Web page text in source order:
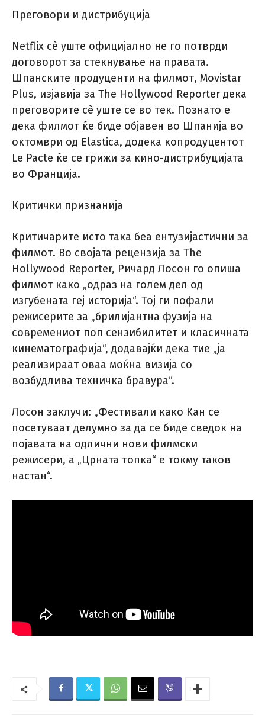
Преговори и дистрибуција
Netflix сè уште официјално не го потврди
договорот за стекнување на правата.
Шпанските продуценти на филмот, Movistar
Plus, изјавија за The Hollywood Reporter дека
преговорите сè уште се во тек. Познато е
дека филмот ќе биде објавен во Шпанија во
октомври од Elastica, додека копродуцентот
Le Pacte ќе се грижи за кино-дистрибуцијата
во Франција.
Критички признанија
Критичарите исто така беа ентузијастични за
филмот. Во својата рецензија за The
Hollywood Reporter, Ричард Лосон го опиша
филмот како „одраз на голем дел од
изгубената геј историја“. Тој ги пофали
режисерите за „брилијантна фузија на
современиот поп сензибилитет и класичната
кинематографија“, додавајќи дека тие „ја
реализираат оваа моќна визија со
возбудлива техничка бравура“.
Лосон заклучи: „Фестивали како Кан се
посетуваат делумно за да се биде сведок на
појавата на одлични нови филмски
режисери, а „Црната топка“ е токму таков
настан“.